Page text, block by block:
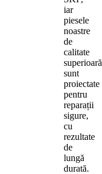
iar
piesele
noastre
de
calitate
superioară
sunt
proiectate
pentru
reparații
sigure,
cu
rezultate
de
lungă
durată.